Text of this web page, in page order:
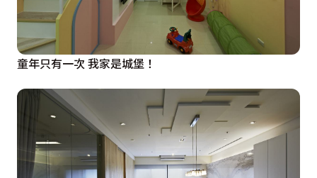
童年只有一次 我家是城堡！